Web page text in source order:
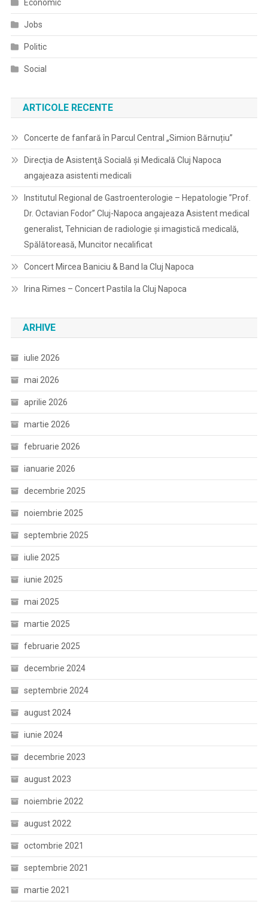
Economic
Jobs
Politic
Social
ARTICOLE RECENTE
Concerte de fanfară în Parcul Central „Simion Bărnuțiu”
Direcţia de Asistenţă Socială şi Medicală Cluj Napoca
angajeaza asistenti medicali
Institutul Regional de Gastroenterologie – Hepatologie ”Prof.
Dr. Octavian Fodor” Cluj-Napoca angajeaza Asistent medical
generalist, Tehnician de radiologie și imagistică medicală,
Spălătoreasă, Muncitor necalificat
Concert Mircea Baniciu & Band la Cluj Napoca
Irina Rimes – Concert Pastila la Cluj Napoca
ARHIVE
iulie 2026
mai 2026
aprilie 2026
martie 2026
februarie 2026
ianuarie 2026
decembrie 2025
noiembrie 2025
septembrie 2025
iulie 2025
iunie 2025
mai 2025
martie 2025
februarie 2025
decembrie 2024
septembrie 2024
august 2024
iunie 2024
decembrie 2023
august 2023
noiembrie 2022
august 2022
octombrie 2021
septembrie 2021
martie 2021